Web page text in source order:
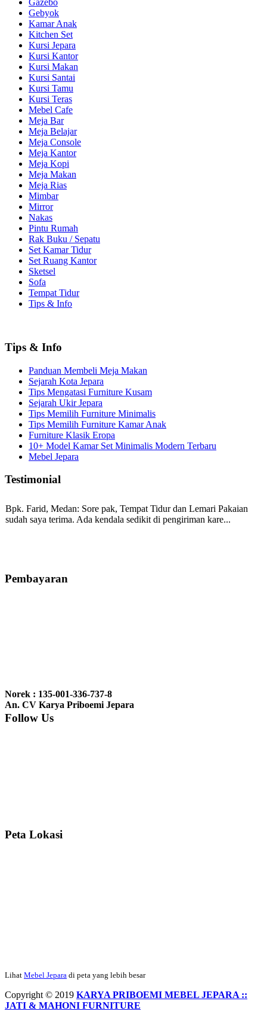
Gazebo
Gebyok
Kamar Anak
Kitchen Set
Kursi Jepara
Kursi Kantor
Kursi Makan
Kursi Santai
Kursi Tamu
Kursi Teras
Mebel Cafe
Meja Bar
Meja Belajar
Meja Console
Meja Kantor
Meja Kopi
Meja Makan
Meja Rias
Mimbar
Mirror
Nakas
Pintu Rumah
Rak Buku / Sepatu
Set Kamar Tidur
Set Ruang Kantor
Sketsel
Sofa
Tempat Tidur
Tips & Info
Tips & Info
Panduan Membeli Meja Makan
Sejarah Kota Jepara
Tips Mengatasi Furniture Kusam
Sejarah Ukir Jepara
Tips Memilih Furniture Minimalis
Tips Memilih Furniture Kamar Anak
Furniture Klasik Eropa
10+ Model Kamar Set Minimalis Modern Terbaru
Mebel Jepara
Testimonial
Bpk. Farid, Medan: Sore pak, Tempat Tidur dan Lemari Pakaian
sudah saya terima. Ada kendala sedikit di pengiriman kare...
bale2 dan kursi teras saya sudah saya terima dan p...
nyesel deh beli geby...
duconya bagus pak,...
Pembayaran
Norek : 135-001-336-737-8
An. CV Karya Priboemi Jepara
Follow Us
Peta Lokasi
Lihat Mebel Jepara di peta yang lebih besar
Copyright © 2019 KARYA PRIBOEMI MEBEL JEPARA ::
JATI & MAHONI FURNITURE